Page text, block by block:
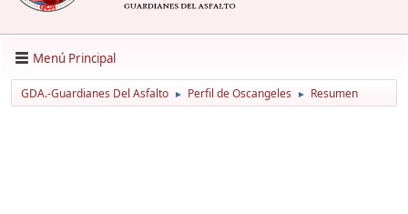
Menú Principal
GDA.-Guardianes Del Asfalto ► Perfil de Oscangeles ► Resumen